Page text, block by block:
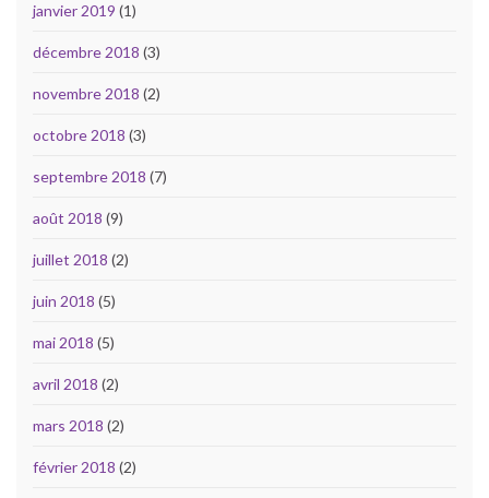
janvier 2019 (1)
décembre 2018 (3)
novembre 2018 (2)
octobre 2018 (3)
septembre 2018 (7)
août 2018 (9)
juillet 2018 (2)
juin 2018 (5)
mai 2018 (5)
avril 2018 (2)
mars 2018 (2)
février 2018 (2)